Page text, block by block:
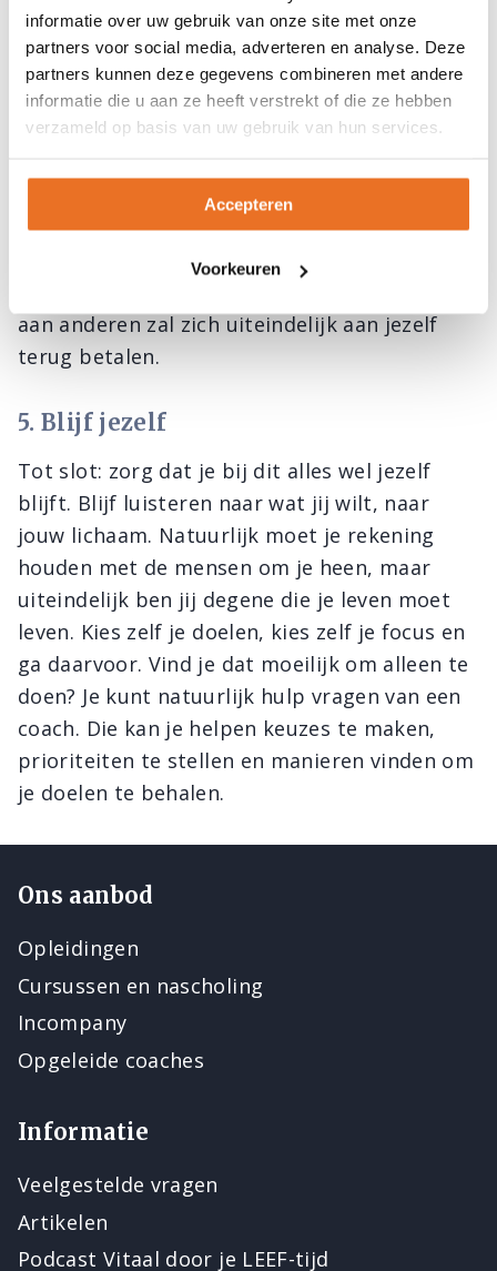
informatie over uw gebruik van onze site met onze
partners voor social media, adverteren en analyse. Deze
partners kunnen deze gegevens combineren met andere
informatie die u aan ze heeft verstrekt of die ze hebben
verzameld op basis van uw gebruik van hun services.
Accepteren
Voorkeuren
goed voor jezelf zorgt. Eet gezond, beweeg
genoeg en zorg zo dat je lekker in je vel komt
te zitten. Want lichamelijke gezondheid
beïnvloedt ook je geestelijke gezondheid.. Als
accepteert wie je bent, kun je er ook goed zijn
voor anderen. Geef liefde aan de mensen om
je heen, zoek het beste voor anderen. Denk
aan anderen zal zich uiteindelijk aan jezelf
terug betalen.
5. Blijf jezelf
Tot slot: zorg dat je bij dit alles wel jezelf
blijft. Blijf luisteren naar wat jij wilt, naar
jouw lichaam. Natuurlijk moet je rekening
houden met de mensen om je heen, maar
uiteindelijk ben jij degene die je leven moet
leven. Kies zelf je doelen, kies zelf je focus en
ga daarvoor. Vind je dat moeilijk om alleen te
doen? Je kunt natuurlijk hulp vragen van een
coach. Die kan je helpen keuzes te maken,
prioriteiten te stellen en manieren vinden om
je doelen te behalen.
Ons aanbod
Opleidingen
Cursussen en nascholing
Incompany
Opgeleide coaches
Informatie
Veelgestelde vragen
Artikelen
Podcast Vitaal door je LEEF-tijd